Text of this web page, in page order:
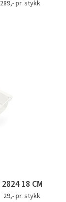
289,- pr. stykk
18 CM
29,- pr. stykk